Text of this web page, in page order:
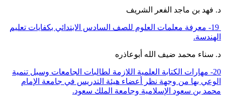
د. فهد بن ماجد الفعر الشريف
19- معرفة معلمات العلوم للصف السادس الابتدائي بكفايات تعليم
الهندسة.
د. سناء محمد ضيف الله أبوعاذره
20- مهارات الكتابة العلمية اللازمة لطالبات الجامعات وسبل تنمية
الوعي بها من وجهة نظر أعضاء هيئة التدريس في جامعة الإمام
محمد بن سعود الإسلامية وجامعة الملك سعود.